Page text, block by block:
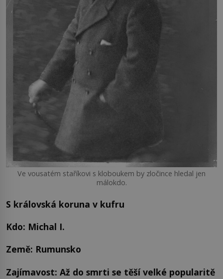
Ve vousatém staříkovi s kloboukem by zločince hledal jen
málokdo.
S královská koruna v kufru
Kdo: Michal I.
Země: Rumunsko
Zajímavost: Až do smrti se těší velké popularitě